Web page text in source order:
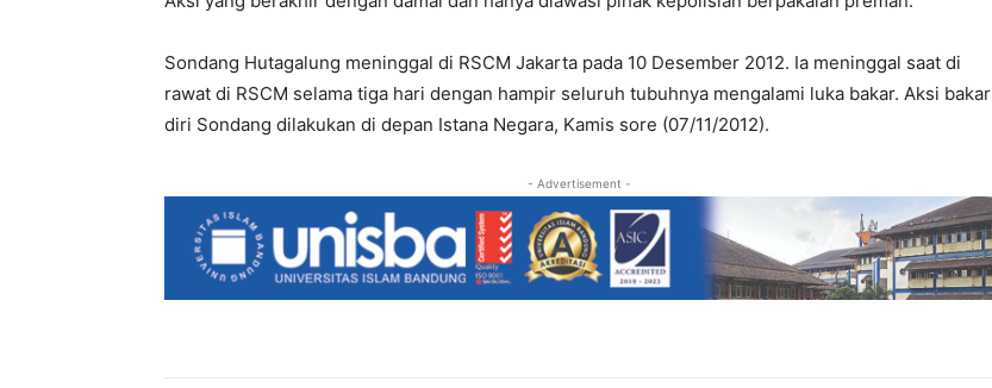
Sondang Hutagalung meninggal di RSCM Jakarta pada 10 Desember 2012. Ia meninggal saat di
rawat di RSCM selama tiga hari dengan hampir seluruh tubuhnya mengalami luka bakar. Aksi bakar
diri Sondang dilakukan di depan Istana Negara, Kamis sore (07/11/2012).
- Advertisement -